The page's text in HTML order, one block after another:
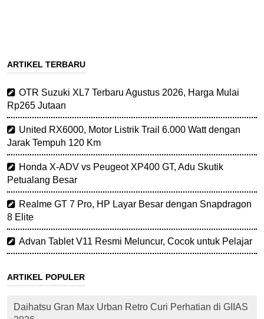
ARTIKEL TERBARU
OTR Suzuki XL7 Terbaru Agustus 2026, Harga Mulai
Rp265 Jutaan
United RX6000, Motor Listrik Trail 6.000 Watt dengan
Jarak Tempuh 120 Km
Honda X-ADV vs Peugeot XP400 GT, Adu Skutik
Petualang Besar
Realme GT 7 Pro, HP Layar Besar dengan Snapdragon
8 Elite
Advan Tablet V11 Resmi Meluncur, Cocok untuk Pelajar
ARTIKEL POPULER
Daihatsu Gran Max Urban Retro Curi Perhatian di GIIAS